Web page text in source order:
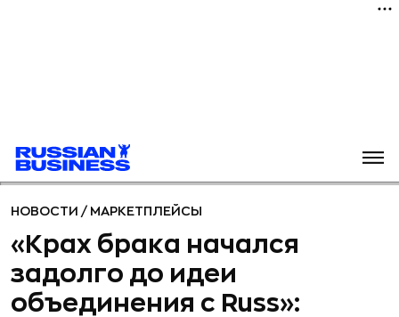
НОВОСТИ / МАРКЕТПЛЕЙСЫ
«Крах брака начался
задолго до идеи
объединения с Russ»: